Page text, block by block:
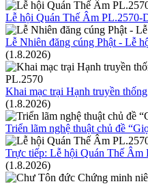
Lễ hội Quán Thế Âm PL.2570-
Lễ Nhiên đăng cúng Phật - Lễ
(1.8.2026)
Khai mạc trại Hạnh truyền
(1.8.2026)
Triển lãm nghệ thuật chủ đề
Trực tiếp: Lễ hội Quán Thế
(1.8.2026)